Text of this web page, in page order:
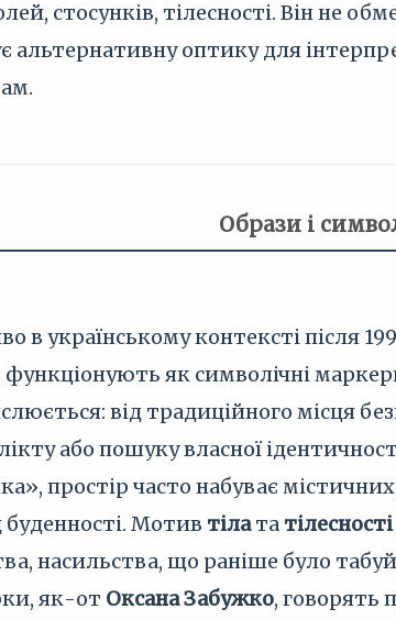
стосунків, тілесності. Він не
альтернативну оптику для
Образи і
в українському контексті після
як символічні
від традиційного місця
або пошуку власної
простір часто набуває
буденності. Мотив тілата тілесності
насильства, що раніше було
як-от Оксана Забужко, говорять